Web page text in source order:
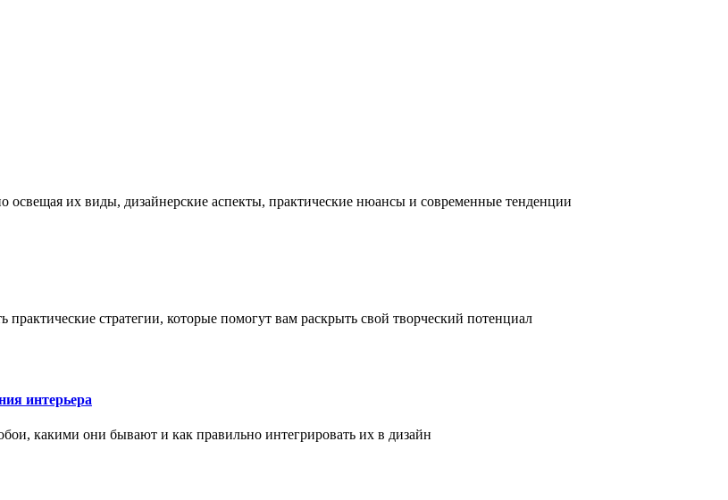
освещая их виды, дизайнерские аспекты, практические нюансы и современные тенденции
практические стратегии, которые помогут вам раскрыть свой творческий потенциал
интерьера
какими они бывают и как правильно интегрировать их в дизайн